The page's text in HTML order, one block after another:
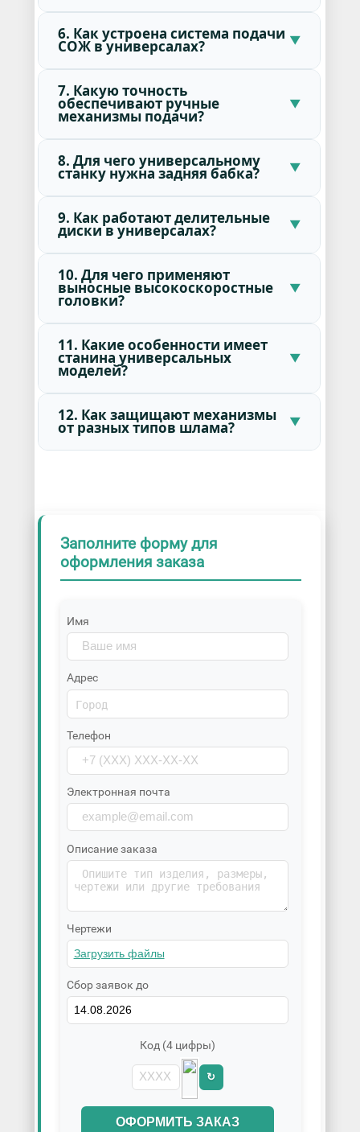
6. Как устроена система подачи
СОЖ в универсалах?
7. Какую точность
обеспечивают ручные
механизмы подачи?
8. Для чего универсальному
станку нужна задняя бабка?
9. Как работают делительные
диски в универсалах?
10. Для чего применяют
выносные высокоскоростные
головки?
11. Какие особенности имеет
станина универсальных
моделей?
12. Как защищают механизмы
от разных типов шлама?
Заполните форму для
оформления заказа
Имя
Адрес
Телефон
Электронная почта
Описание заказа
Чертежи
Сбор заявок до
Код (4 цифры)
↻
ОФОРМИТЬ ЗАКАЗ